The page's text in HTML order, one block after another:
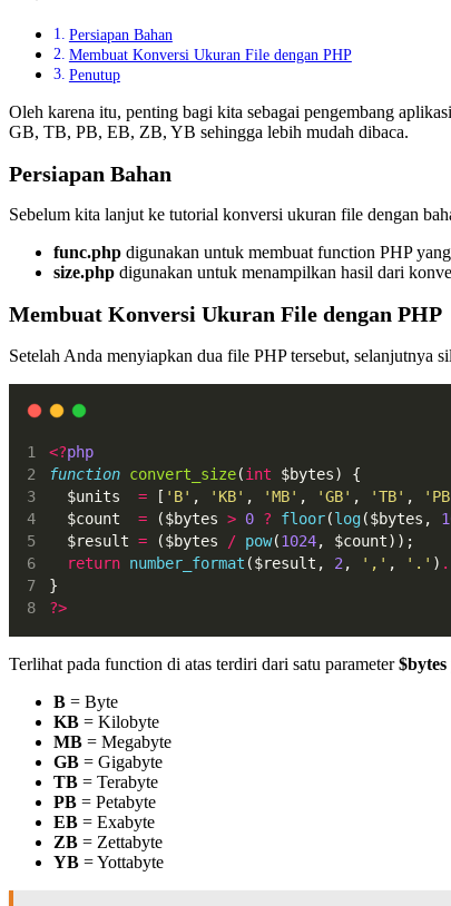
Persiapan Bahan
Membuat Konversi Ukuran File dengan PHP
Penutup
Oleh karena itu, penting bagi kita sebagai pengembang
GB, TB, PB, EB, ZB, YB sehingga lebih mudah dibaca.
Persiapan Bahan
Sebelum kita lanjut ke tutorial konversi ukuran file dengan
func.php digunakan untuk membuat function PHP
size.php digunakan untuk menampilkan hasil dari
Membuat Konversi Ukuran File dengan PHP
Setelah Anda menyiapkan dua file PHP tersebut, selanjutnya
<?php
function convert_size(int $bytes) {
  $units
= [ 'B' , 'KB' , 'MB' , 'GB' , 'TB' ,
  $count
= ($bytes > 0 ? floor(log($bytes,
  $result
= ($bytes / pow(1024, $count));
return number_format ($result, 2 , ',' , '.' ) .
}
?>
Terlihat pada function di atas terdiri dari satu parameter$bytes
B = Byte
KB = Kilobyte
MB = Megabyte
GB = Gigabyte
TB = Terabyte
PB = Petabyte
EB = Exabyte
ZB = Zettabyte
YB = Yottabyte